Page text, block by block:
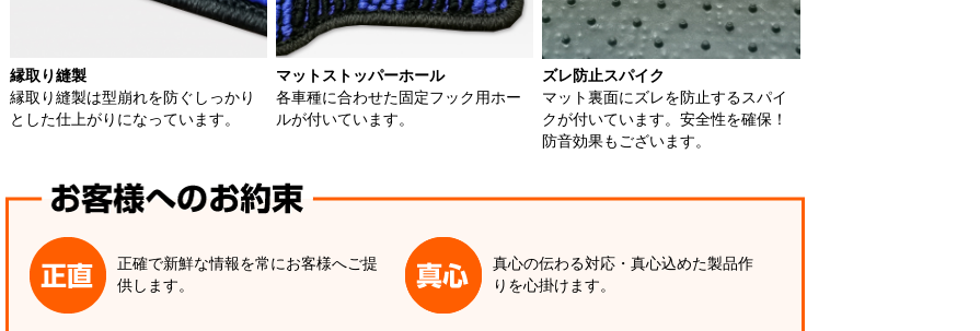
縁取り縫製
縁取り縫製は型崩れを防ぐしっかり
とした仕上がりになっています。
マットストッパーホール
各車種に合わせた固定フック用ホー
ルが付いています。
ズレ防止スパイク
マット裏面にズレを防止するスパイ
クが付いています。安全性を確保！
防音効果もございます。
正確で新鮮な情報を常にお客様へご提
供します。
真心の伝わる対応・真心込めた製品作
りを心掛けます。